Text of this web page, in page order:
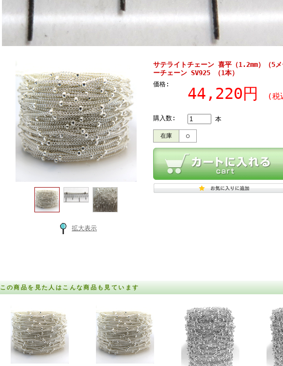
拡大表示
サテライトチェーン 喜平（1.2mm）（5
ーチェーン SV925 （1本）
価格:
44,220円 (税
購入数: 本
在庫 ○
この商品を見た人はこんな商品も見ています